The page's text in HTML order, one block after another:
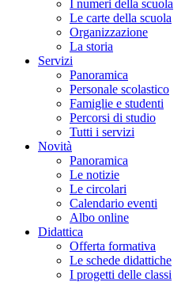
I numeri della scuola
Le carte della scuola
Organizzazione
La storia
Servizi
Panoramica
Personale scolastico
Famiglie e studenti
Percorsi di studio
Tutti i servizi
Novità
Panoramica
Le notizie
Le circolari
Calendario eventi
Albo online
Didattica
Offerta formativa
Le schede didattiche
I progetti delle classi